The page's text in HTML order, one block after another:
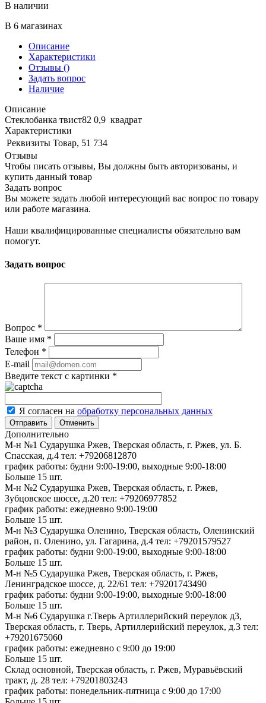
В наличии
В 6 магазинах
Описание
Характеристики
Отзывы ()
Задать вопрос
Наличие
Описание
Стеклобанка твист82 0,9 квадрат
Характеристики
Реквизиты Товар, 51 734
Отзывы
Чтобы писать отзывы, Вы должны быть авторизованы, и
купить данный товар
Задать вопрос
Вы можете задать любой интересующий вас вопрос по товару
или работе магазина.
Наши квалифицированные специалисты обязательно вам
помогут.
Задать вопрос
Вопрос *
Ваше имя *
Телефон *
E-mail
Введите текст с картинки *
Я согласен на обработку персональных данных
Отменить
Дополнительно
М-н №1 Сударушка Ржев, Тверская область, г. Ржев, ул. Б.
Спасская, д.4 тел: +79206812870
график работы: будни 9:00-19:00, выходные 9:00-18:00
Больше 15 шт.
М-н №2 Cударушка Ржев, Тверская область, г. Ржев,
Зубцовское шоссе, д.20 тел: +79206977852
график работы: ежедневно 9:00-19:00
Больше 15 шт.
М-н №3 Сударушка Оленино, Тверская область, Оленинский
район, п. Оленино, ул. Гагарина, д.4 тел: +79201579527
график работы: будни 9:00-19:00, выходные 9:00-18:00
Больше 15 шт.
М-н №5 Сударушка Ржев, Тверская область, г. Ржев,
Ленинградское шоссе, д. 22/61 тел: +79201743490
график работы: будни 9:00-19:00, выходные 9:00-18:00
Больше 15 шт.
М-н №6 Сударушка г.Тверь Артиллерийский переулок д3,
Тверская область, г. Тверь, Артиллерийский переулок, д.3 тел:
+79201675060
график работы: ежедневно с 9:00 до 19:00
Больше 15 шт.
Склад основной, Тверская область, г. Ржев, Муравьёвский
тракт, д. 28 тел: +79201803243
график работы: понедельник-пятница с 9:00 до 17:00